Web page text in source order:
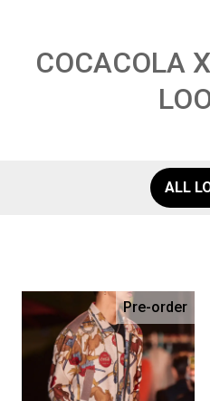
COCACOLA
ALL
Pre-order